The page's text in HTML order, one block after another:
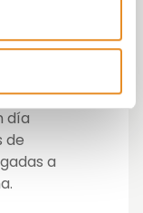
alianza con
Future
la
y
día
de
a